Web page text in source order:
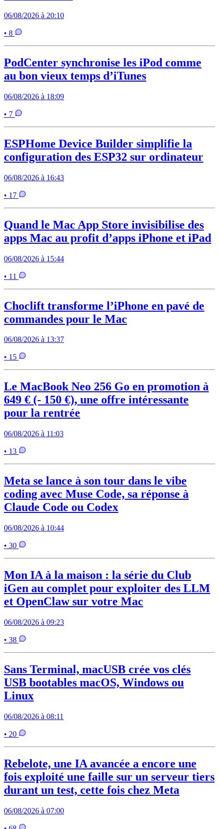
06/08/2026 à 20:10
• 8
PodCenter synchronise les iPod comme
au bon vieux temps d’iTunes
06/08/2026 à 18:09
• 7
ESPHome Device Builder simplifie la
configuration des ESP32 sur ordinateur
06/08/2026 à 16:43
• 17
Quand le Mac App Store invisibilise des
apps Mac au profit d’apps iPhone et iPad
06/08/2026 à 15:44
• 11
Choclift transforme l’iPhone en pavé de
commandes pour le Mac
06/08/2026 à 13:37
• 15
Le MacBook Neo 256 Go en promotion à
649 € (- 150 €), une offre intéressante
pour la rentrée
06/08/2026 à 11:03
• 13
Meta se lance à son tour dans le vibe
coding avec Muse Code, sa réponse à
Claude Code ou Codex
06/08/2026 à 10:44
• 30
Mon IA à la maison : la série du Club
iGen au complet pour exploiter des LLM
et OpenClaw sur votre Mac
06/08/2026 à 09:23
• 38
Sans Terminal, macUSB crée vos clés
USB bootables macOS, Windows ou
Linux
06/08/2026 à 08:11
• 20
Rebelote, une IA avancée a encore une
fois exploité une faille sur un serveur tiers
durant un test, cette fois chez Meta
06/08/2026 à 07:00